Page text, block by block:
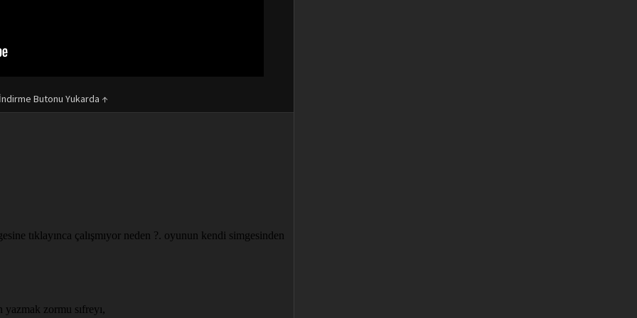
Butonu Yukarda ↑